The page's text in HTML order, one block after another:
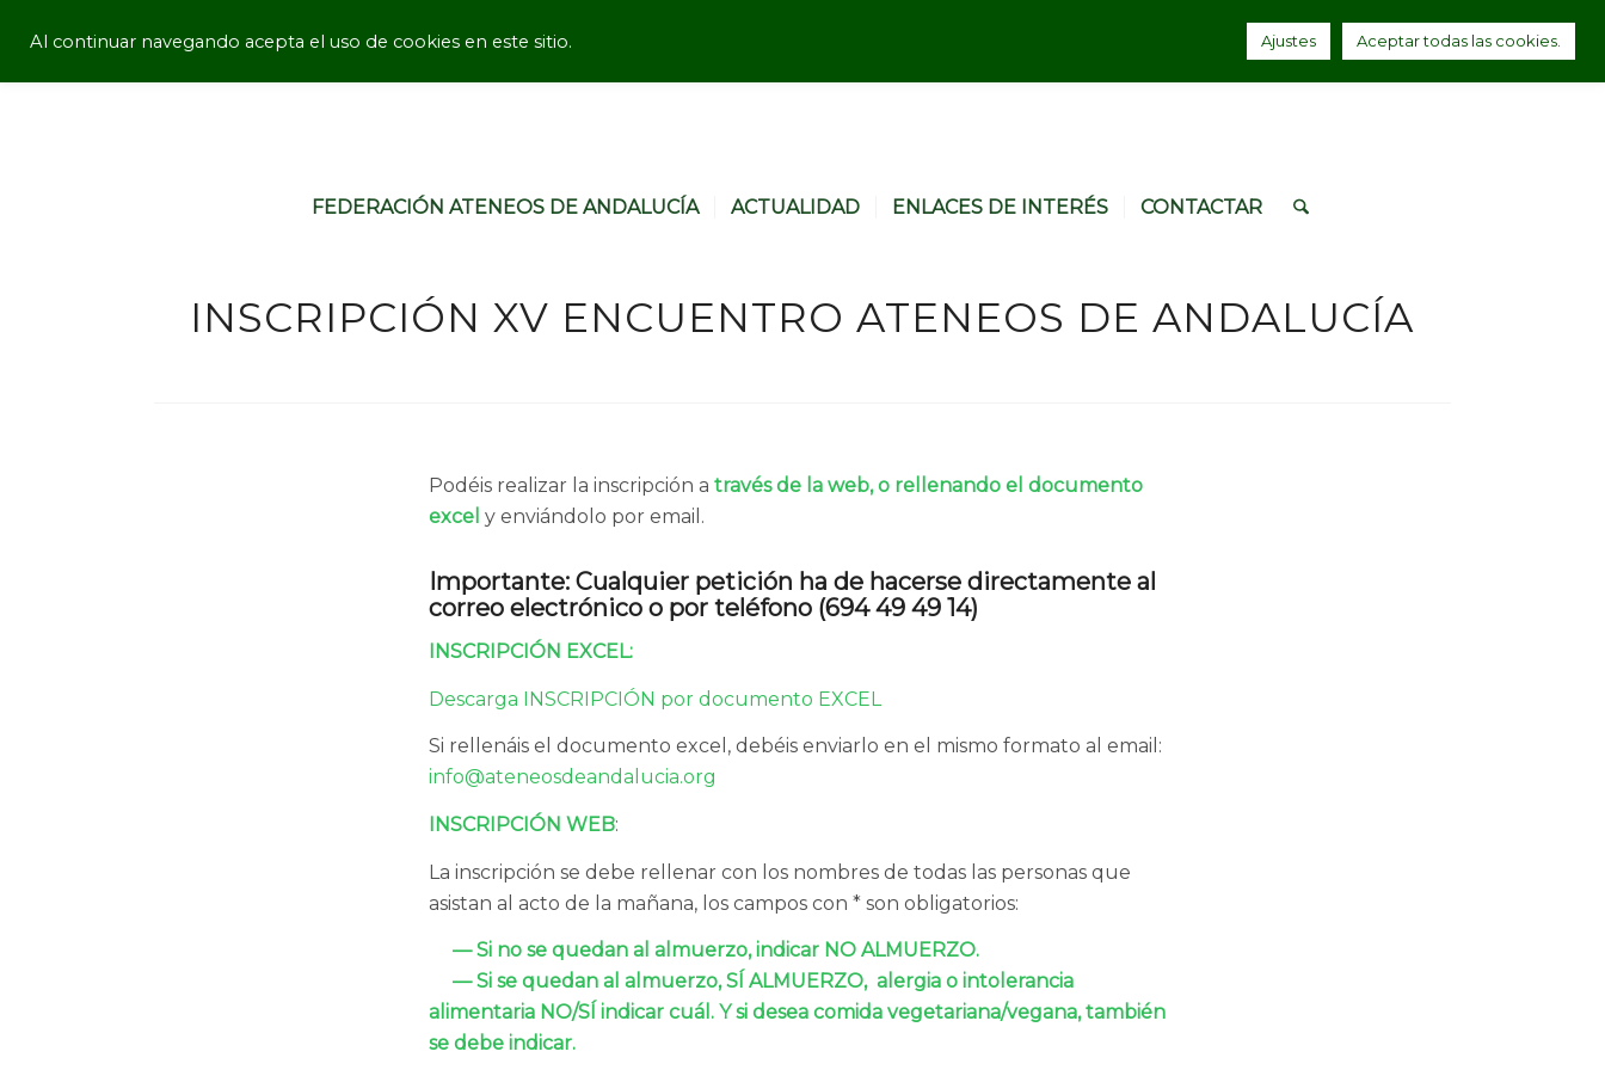
FEDERACIÓN ATENEOS DE ANDALUCÍA ACTUALIDAD ENLACES DE INTERÉS CONTACTAR
INSCRIPCIÓN XV ENCUENTRO ATENEOS DE ANDALUCÍA
Podéis realizar la inscripción através de la web, o rellenando el documento
excel y enviándolo por email.
Importante: Cualquier petición ha de hacerse directamente al
correo electrónico o por teléfono (694 49 49 14)
INSCRIPCIÓN EXCEL:
Descarga INSCRIPCIÓN por documento EXCEL
Si rellenáis el documento excel, debéis enviarlo en el mismo formato al email:
info@ateneosdeandalucia.org
INSCRIPCIÓN WEB:
La inscripción se debe rellenar con los nombres de todas las personas que
asistan al acto de la mañana, los campos con * son obligatorios:
— Si no se quedan al almuerzo, indicar NO ALMUERZO.
— Si se quedan al almuerzo, SÍ ALMUERZO, alergia o intolerancia
alimentaria NO/SÍ indicar cuál. Y si desea comida vegetariana/vegana, también
se debe indicar.
Al continuar navegando acepta el uso de cookies en este sitio. Ajustes Aceptar todas las cookies.